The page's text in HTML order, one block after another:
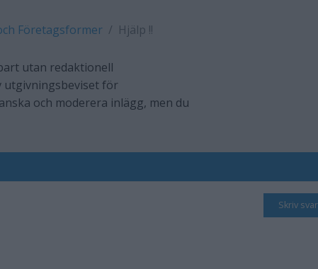
Företagsformer Hjälp !!
utan redaktionell
utgivningsbeviset för
och moderera inlägg, men du
Skriv svar